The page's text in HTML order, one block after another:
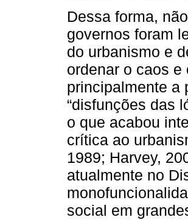
Dessa forma,
governos foram
do urbanismo e
ordenar o caos
principalmente a
“disfunções das
o que acabou
crítica ao
1989; Harvey,
atualmente no
social em